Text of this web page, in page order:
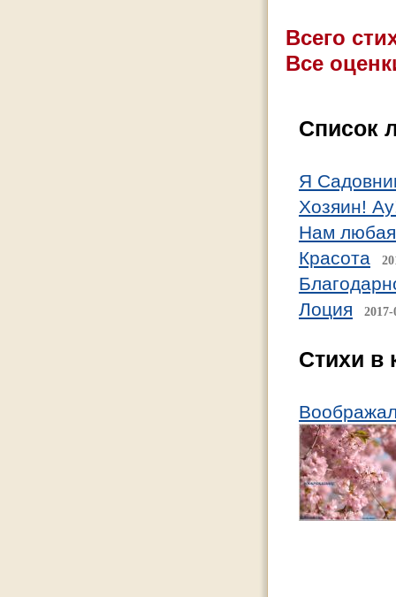
Всего
Все
Список
Я
Хозяин!
Нам любая
Красота
Лоция
Стихи в